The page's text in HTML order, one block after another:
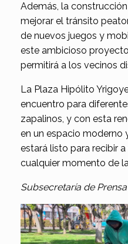
Además, la
mejorar el tránsito
de nuevos juegos y
este ambicioso
permitirá a los vecinos
La Plaza Hipólito
encuentro para
zapalinos, y con esta
en un espacio moderno
estará listo para recibir
cualquier momento de
Subsecretaría de Prensa